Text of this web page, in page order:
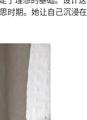
时期。她让自己沉浸在